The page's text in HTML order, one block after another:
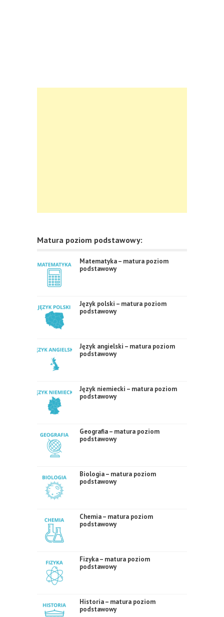
Matura poziom podstawowy:
Matematyka – matura poziom
podstawowy
Język polski – matura poziom
podstawowy
Język angielski – matura poziom
podstawowy
Język niemiecki – matura poziom
podstawowy
Geografia – matura poziom
podstawowy
Biologia – matura poziom
podstawowy
Chemia – matura poziom
podstawowy
Fizyka – matura poziom
podstawowy
Historia – matura poziom
podstawowy